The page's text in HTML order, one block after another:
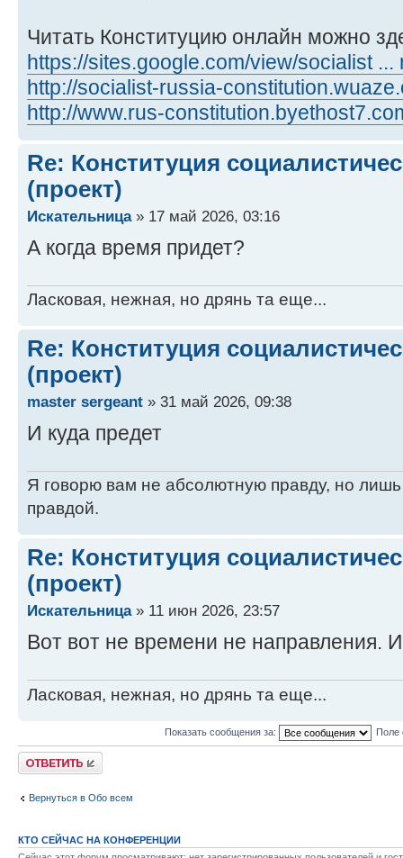
Читать Конституцию онлайн можно
https://sites.google.com/view/socialist ...
http://socialist-russia-
http://www.rus-
Re: Конституция
(проект)
Искательница» 17 май 2026, 03:16
А когда время придет?
Ласковая, нежная, но дрянь та еще...
Re: Конституция
(проект)
master sergeant » 31 май 2026, 09:38
И куда предет
Я говорю вам не абсолютную правду, но
правдой.
Re: Конституция
(проект)
Искательница» 11 июн 2026, 23:57
Вот вот не времени не направления.
Ласковая, нежная, но дрянь та еще...
Показать сообщения за: Поле
Ответить
Вернуться в Обо всем
КТО СЕЙЧАС НА КОНФЕРЕНЦИИ